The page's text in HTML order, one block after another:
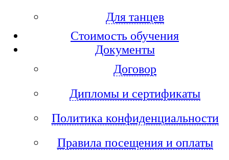
Для танцев
Стоимость обучения
Документы
Договор
Дипломы и сертификаты
Политика конфиденциальности
Правила посещения и оплаты